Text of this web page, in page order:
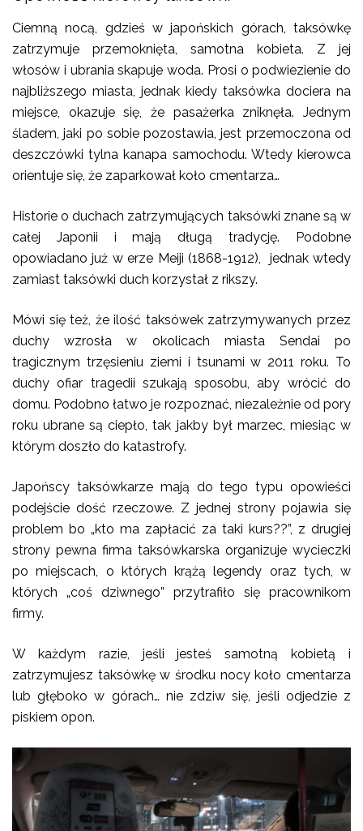
Ciemną nocą, gdzieś w japońskich górach, taksówkę
zatrzymuje przemoknięta, samotna kobieta. Z jej
włosów i ubrania skapuje woda. Prosi o podwiezienie do
najbliższego miasta, jednak kiedy taksówka dociera na
miejsce, okazuje się, że pasażerka zniknęła. Jednym
śladem, jaki po sobie pozostawia, jest przemoczona od
deszczówki tylna kanapa samochodu. Wtedy kierowca
orientuje się, że zaparkował koło cmentarza…
Historie o duchach zatrzymujących taksówki znane są w
całej Japonii i mają długą tradycję. Podobne
opowiadano już w erze Meiji (1868-1912), jednak wtedy
zamiast taksówki duch korzystał z rikszy.
Mówi się też, że ilość taksówek zatrzymywanych przez
duchy wzrosła w okolicach miasta Sendai po
tragicznym trzęsieniu ziemi i tsunami w 2011 roku. To
duchy ofiar tragedii szukają sposobu, aby wrócić do
domu. Podobno łatwo je rozpoznać, niezależnie od pory
roku ubrane są ciepło, tak jakby był marzec, miesiąc w
którym doszło do katastrofy.
Japońscy taksówkarze mają do tego typu opowieści
podejście dość rzeczowe. Z jednej strony pojawia się
problem bo „kto ma zapłacić za taki kurs??”, z drugiej
strony pewna firma taksówkarska organizuje wycieczki
po miejscach, o których krążą legendy oraz tych, w
których „coś dziwnego” przytrafiło się pracownikom
firmy.
W każdym razie, jeśli jesteś samotną kobietą i
zatrzymujesz taksówkę w środku nocy koło cmentarza
lub głęboko w górach… nie zdziw się, jeśli odjedzie z
piskiem opon.